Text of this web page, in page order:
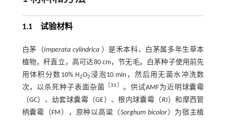
1.1 试验材料
白茅（Imperata cylindrica ）是禾本科、白茅属多年生草本
植物，秆直立，高可达80 cm，节无毛。白茅种子使用前先
用体积分数10% H2O2浸泡10 min，然后用无菌水冲洗数
次，以杀死种子表面杂菌
［31
。供试AMF为近明球囊霉
（GC）、幼套球囊霉（GE）、根内球囊霉（RI）和摩西管
柄囊霉（FM），原种以高粱（Sorghum bicolor）为宿主植